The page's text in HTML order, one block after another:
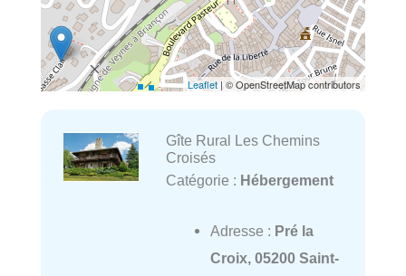
Leaflet | © OpenStreetMap contributors
Gîte Rural Les Chemins
Croisés
Catégorie : Hébergement
Adresse : Pré la
Croix, 05200 Saint-